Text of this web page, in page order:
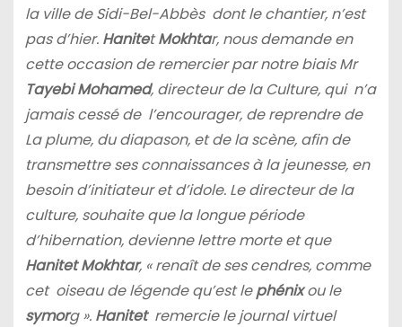
la ville de Sidi-Bel-Abbès dont le chantier, n’est
pas d’hier. HanitetMokhtar, nous demande en
cette occasion de remercier par notre biais Mr
Tayebi Mohamed, directeur de la Culture, qui n’a
jamais cessé de l’encourager, de reprendre de
La plume, du diapason, et de la scène, afin de
transmettre ses connaissances à la jeunesse, en
besoin d’initiateur et d’idole. Le directeur de la
culture, souhaite que la longue période
d’hibernation, devienne lettre morte et que
Hanitet Mokhtar, « renaît de ses cendres, comme
cet oiseau de légende qu’est lephénixou le
symorg ». Hanitetremercie le journal virtuel